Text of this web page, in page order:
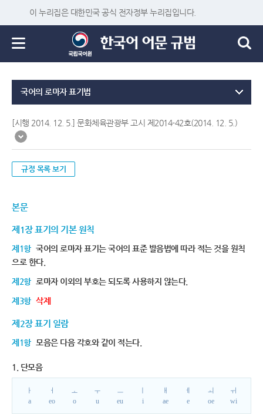
이 누리집은 대한민국 공식 전자정부 누리집입니다.
국어의 로마자 표기법
[시행 2014. 12. 5.] 문화체육관광부 고시 제2014-42호(2014. 12. 5.)
규정 목록 보기
본문
제1장 표기의 기본 원칙
제1항 국어의 로마자 표기는 국어의 표준 발음법에 따라 적는 것을 원칙
으로 한다.
제2항 로마자 이외의 부호는 되도록 사용하지 않는다.
제3항 삭제
제2장 표기 일람
제1항 모음은 다음 각호와 같이 적는다.
1. 단모음
ㅏ
a
ㅓ
eo
ㅗ
o
ㅜ
u
ㅡ
eu
i
ㅐ
ae
ㅔ
e
ㅚ
oe
ㅟ
wi